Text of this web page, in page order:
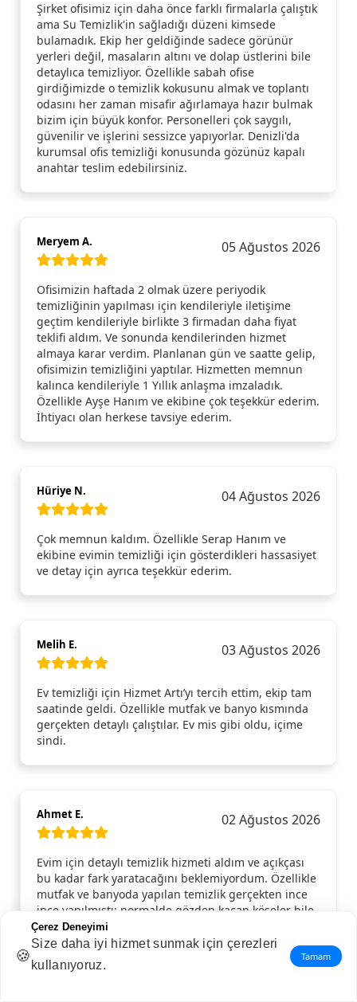
Şirket ofisimiz için daha önce farklı firmalarla çalıştık
ama Su Temizlik'in sağladığı düzeni kimsede
bulamadık. Ekip her geldiğinde sadece görünür
yerleri değil, masaların altını ve dolap üstlerini bile
detaylıca temizliyor. Özellikle sabah ofise
girdiğimizde o temizlik kokusunu almak ve toplantı
odasını her zaman misafir ağırlamaya hazır bulmak
bizim için büyük konfor. Personelleri çok saygılı,
güvenilir ve işlerini sessizce yapıyorlar. Denizli'da
kurumsal ofis temizliği konusunda gözünüz kapalı
anahtar teslim edebilirsiniz.
Meryem A. 05 Ağustos 2026
Ofisimizin haftada 2 olmak üzere periyodik
temizliğinin yapılması için kendileriyle iletişime
geçtim kendileriyle birlikte 3 firmadan daha fiyat
teklifi aldım. Ve sonunda kendilerinden hizmet
almaya karar verdim. Planlanan gün ve saatte gelip,
ofisimizin temizliğini yaptılar. Hizmetten memnun
kalınca kendileriyle 1 Yıllık anlaşma imzaladık.
Özellikle Ayşe Hanım ve ekibine çok teşekkür ederim.
İhtiyacı olan herkese tavsiye ederim.
Hüriye N. 04 Ağustos 2026
Çok memnun kaldım. Özellikle Serap Hanım ve
ekibine evimin temizliği için gösterdikleri hassasiyet
ve detay için ayrıca teşekkür ederim.
Melih E. 03 Ağustos 2026
Ev temizliği için Hizmet Artı’yı tercih ettim, ekip tam
saatinde geldi. Özellikle mutfak ve banyo kısmında
gerçekten detaylı çalıştılar. Ev mis gibi oldu, içime
sindi.
Ahmet E. 02 Ağustos 2026
Evim için detaylı temizlik hizmeti aldım ve açıkçası
bu kadar fark yaratacağını beklemiyordum. Özellikle
mutfak ve banyoda yapılan temizlik gerçekten ince
ince yapılmıştı; normalde gözden kaçan köşeler bile
pırıl pırıldı. Camlar, dolap içleri, kapı kenarları…
Hepsi tertemizdi. Gelen ekip hem güler yüzlüydü
hem de işini aceleye getirmeden, özenle yaptı.
Temizlik bittikten sonra evde ferahlık hissi resmen
🍪
Çerez Deneyimi
Size daha iyi hizmet sunmak için çerezleri
kullanıyoruz.
Tamam